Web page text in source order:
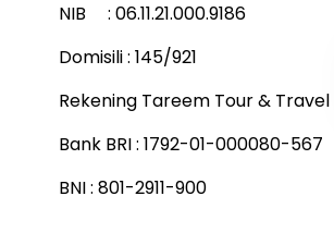
NIB : 06.11.21.000.9186
Domisili : 145/921
Rekening Tareem Tour & Travel
Bank BRI : 1792-01-000080-567
BNI : 801-2911-900